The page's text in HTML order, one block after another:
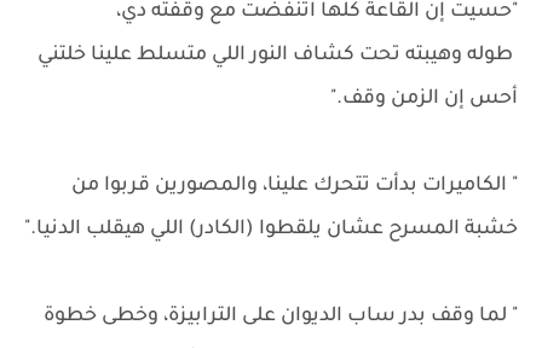
"حسيت إن القاعة كلها اتنفضت مع وقفته دي،
طوله وهيبته تحت كشاف النور اللي متسلط علينا خلتني
أحس إن الزمن وقف."
" الكاميرات بدأت تتحرك علينا، والمصورين قربوا من
خشبة المسرح عشان يلقطوا (الكادر) اللي هيقلب الدنيا."
" لما وقف بدر ساب الديوان على الترابيزة، وخطى خطوة